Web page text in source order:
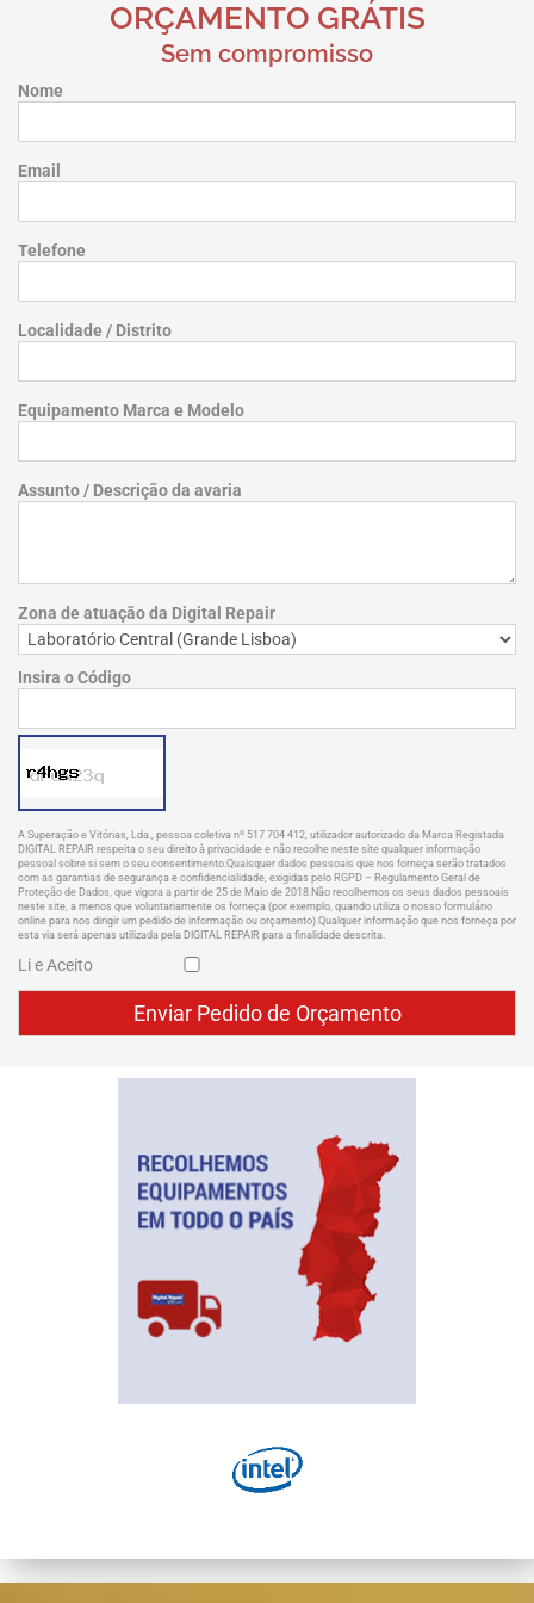
ORÇAMENTO GRÁTIS
Sem compromisso
Nome
Email
Telefone
Localidade / Distrito
Equipamento Marca e Modelo
Assunto / Descrição da avaria
Zona de atuação da Digital Repair
Insira o Código
A Superação e Vitórias, Lda., pessoa coletiva nº 517 704 412, utilizador autorizado da Marca Registada
DIGITAL REPAIR respeita o seu direito à privacidade e não recolhe neste site qualquer informação
pessoal sobre si sem o seu consentimento.Quaisquer dados pessoais que nos forneça serão tratados
com as garantias de segurança e confidencialidade, exigidas pelo RGPD – Regulamento Geral de
Proteção de Dados, que vigora a partir de 25 de Maio de 2018.Não recolhemos os seus dados pessoais
neste site, a menos que voluntariamente os forneça (por exemplo, quando utiliza o nosso formulário
online para nos dirigir um pedido de informação ou orçamento).Qualquer informação que nos forneça por
esta via será apenas utilizada pela DIGITAL REPAIR para a finalidade descrita.
Li e Aceito